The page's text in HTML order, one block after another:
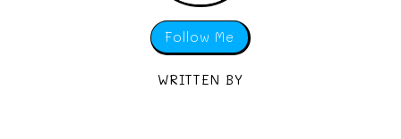
Follow Me
WRITTEN BY